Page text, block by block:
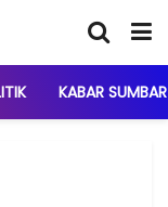
KABAR SUMBAR